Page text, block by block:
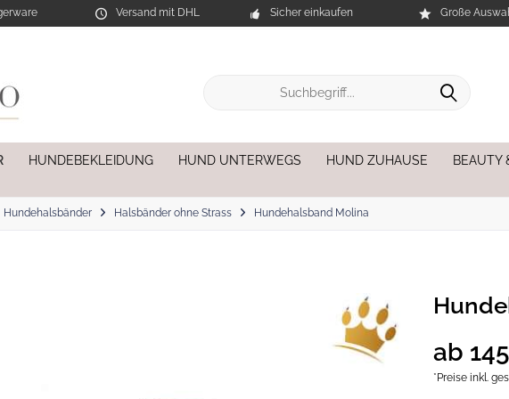
Versand mit DHL Sicher einkaufen Große
HUNDEBEKLEIDUNG HUND UNTERWEGS HUND ZUHAUSE BEAUTY
Hundehalsbänder Halsbänder ohne Strass Hundehalsband Molina
ab
*Preise inkl.